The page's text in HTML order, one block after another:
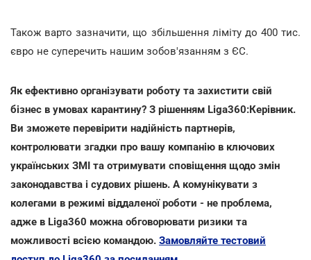
Також варто зазначити, що збільшення ліміту до 400 тис.
євро не суперечить нашим зобов'язанням з ЄС.
Як ефективно організувати роботу та захистити свій
бізнес в умовах карантину? З рішенням Liga360:Керівник.
Ви зможете перевірити надійність партнерів,
контролювати згадки про вашу компанію в ключових
українських ЗМІ та отримувати сповіщення щодо змін
законодавства і судових рішень. А комунікувати з
колегами в режимі віддаленої роботи - не проблема,
адже в Liga360 можна обговорювати ризики та
можливості всією командою. Замовляйте тестовий